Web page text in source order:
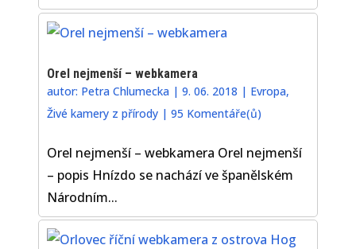
Orel nejmenší – webkamera
autor: Petra Chlumecka |9. 06. 2018 | Evropa,
Živé kamery z přírody |95 Komentáře(ů)
Orel nejmenší – webkamera Orel nejmenší
– popis Hnízdo se nachází ve španělském
Národním...